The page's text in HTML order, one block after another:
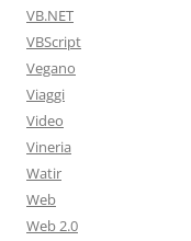
VB.NET
VBScript
Vegano
Viaggi
Video
Vineria
Watir
Web
Web 2.0